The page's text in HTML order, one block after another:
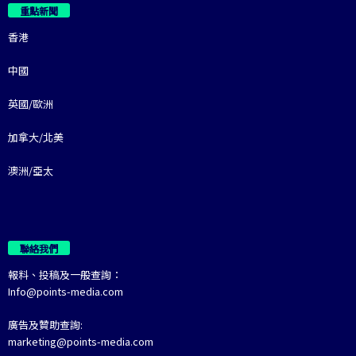
重點新聞
香港
中國
英國/歐洲
加拿大/北美
澳洲/亞太
聯絡我們
報料、投稿及一般查詢：
Info@points-media.com
廣告及贊助查詢:
marketing@points-media.com